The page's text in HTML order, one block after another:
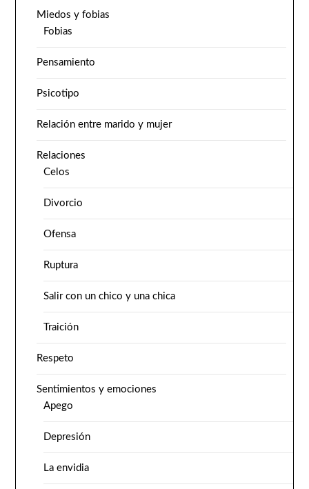
Miedos y fobias
Fobias
Pensamiento
Psicotipo
Relación entre marido y mujer
Relaciones
Celos
Divorcio
Ofensa
Ruptura
Salir con un chico y una chica
Traición
Respeto
Sentimientos y emociones
Apego
Depresión
La envidia